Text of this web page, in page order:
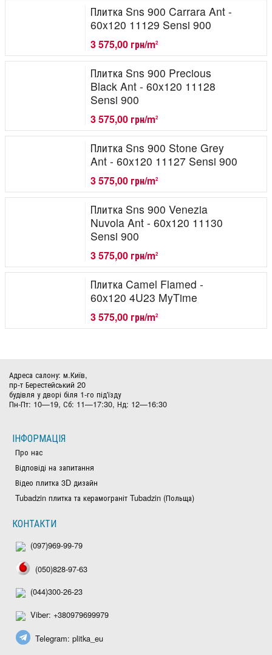
Плитка Sns 900 Carrara Ant -
60x120 11129 Sensi 900
3 575,00 грн/m2
Плитка Sns 900 Precious
Black Ant - 60x120 11128
Sensi 900
3 575,00 грн/m2
Плитка Sns 900 Stone Grey
Ant - 60x120 11127 Sensi 900
3 575,00 грн/m2
Плитка Sns 900 Venezia
Nuvola Ant - 60x120 11130
Sensi 900
3 575,00 грн/m2
Плитка Camel Flamed -
60x120 4U23 MyTime
3 575,00 грн/m2
Адреса салону: м.Київ,
пр-т Берестейський 20
будівля у дворі біля 1-го під'їзду
Пн-Пт: 10—19, Сб: 11—17:30, Нд: 12—16:30
ІНФОРМАЦІЯ
Про нас
Відповіді на запитання
Відео плитка 3D дизайн
Tubadzin плитка та керамограніт Tubadzin (Польща)
КОНТАКТИ
(097)969-99-79
(050)828-97-63
(044)300-26-23
Viber: +380979699979
Telegram: plitka_eu